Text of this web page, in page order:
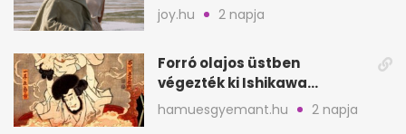
mutat, mint Homérosz
joy.hu 2 napja
Forró olajos üstben
végezték ki Ishikawa
Goemont, Japán Robin
Hoodját
hamuesgyemant.hu 2 napja